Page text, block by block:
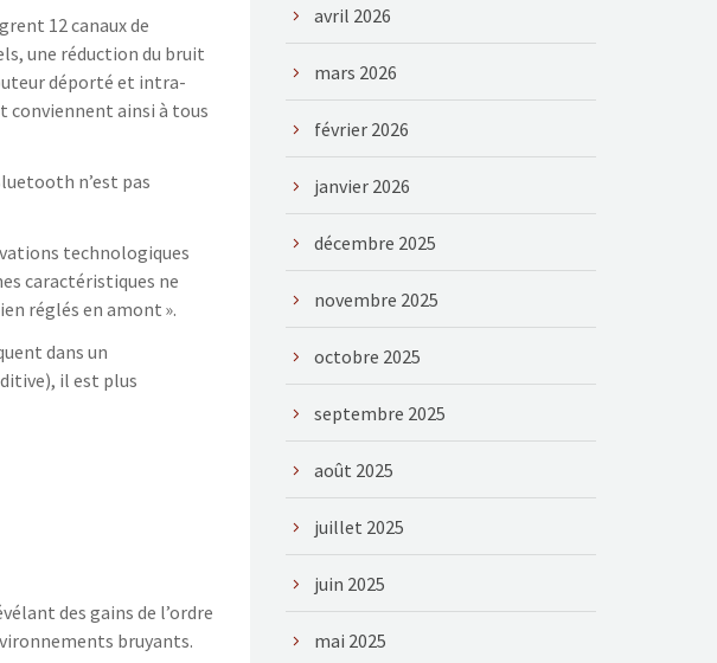
12 canaux de
une réduction du bruit
déporté et intra-
conviennent ainsi à tous
n’est pas
technologiques
caractéristiques ne
réglés en amont ».
dans un
il est plus
des gains de l’ordre
bruyants.
avril 2026
mars 2026
février 2026
janvier 2026
décembre 2025
novembre 2025
octobre 2025
septembre 2025
août 2025
juillet 2025
juin 2025
mai 2025